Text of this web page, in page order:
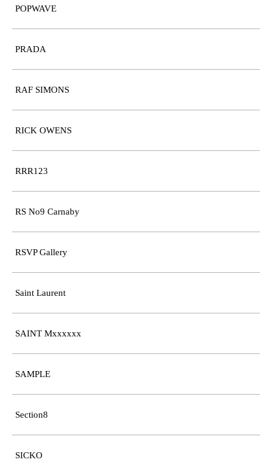
POPWAVE
PRADA
RAF SIMONS
RICK OWENS
RRR123
RS No9 Carnaby
RSVP Gallery
Saint Laurent
SAINT Mxxxxxx
SAMPLE
Section8
SICKO